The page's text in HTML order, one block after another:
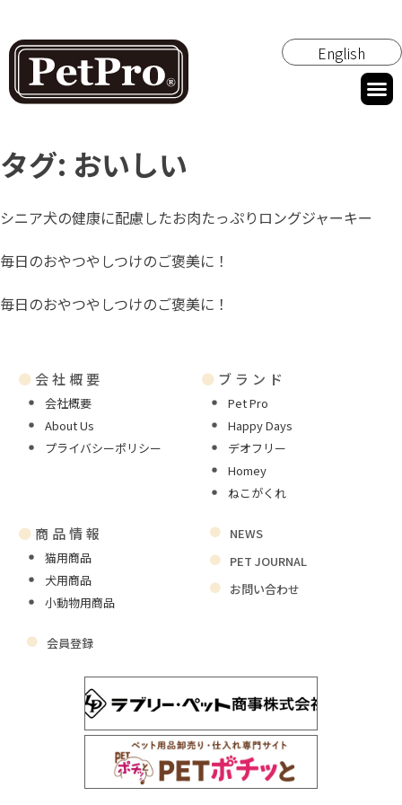
English
タグ: おいしい
シニア犬の健康に配慮したお肉たっぷりロングジャーキー
毎日のおやつやしつけのご褒美に！
毎日のおやつやしつけのご褒美に！
● 会社概要
会社概要
About Us
プライバシーポリシー
● ブランド
Pet Pro
Happy Days
デオフリー
Homey
ねこがくれ
● 商品情報
猫用商品
犬用商品
小動物用商品
NEWS
PET JOURNAL
お問い合わせ
会員登録